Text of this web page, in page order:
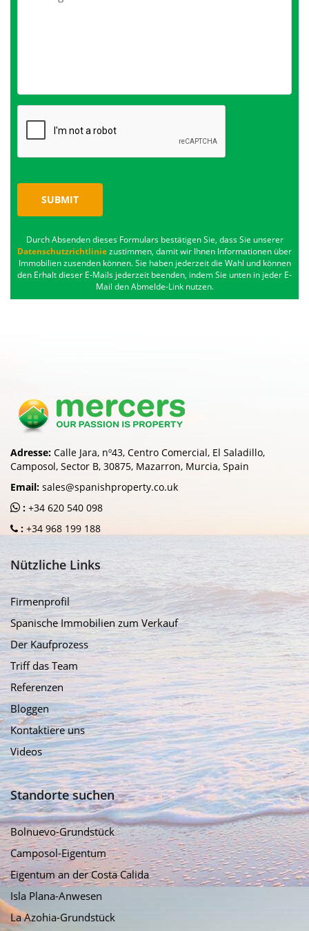
SUBMIT
Durch Absenden dieses Formulars bestätigen Sie, dass Sie unserer
Datenschutzrichtliniezustimmen, damit wir Ihnen Informationen über
Immobilien zusenden können. Sie haben jederzeit die Wahl und können
den Erhalt dieser E-Mails jederzeit beenden, indem Sie unten in jeder E-
Mail den Abmelde-Link nutzen.
Adresse: Calle Jara, nº43, Centro Comercial, El Saladillo,
Camposol, Sector B, 30875, Mazarron, Murcia, Spain
Email: sales@spanishproperty.co.uk
: +34 620 540 098
: +34 968 199 188
Nützliche Links
Firmenprofil
Spanische Immobilien zum Verkauf
Der Kaufprozess
Triff das Team
Referenzen
Bloggen
Kontaktiere uns
Videos
Standorte suchen
Bolnuevo-Grundstück
Camposol-Eigentum
Eigentum an der Costa Calida
Isla Plana-Anwesen
La Azohia-Grundstück